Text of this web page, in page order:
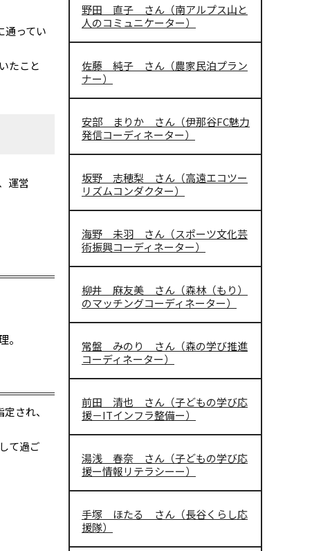
通ってい
たこと
運営
され、
て過ご
野田 直子 さん（南アルプス山と
人のコミュニケーター）
佐藤 純子 さん（農家民泊プラン
ナー）
安部 まりか さん（伊那谷FC魅力
発信コーディネーター）
坂野 志穂梨 さん（高遠エコツー
リズムコンダクター）
海野 未羽 さん（スポーツ文化芸
術振興コーディネーター）
柳井 麻友美 さん（森林（もり）
のマッチングコーディネーター）
常盤 みのり さん（森の学び推進
コーディネーター）
前田 清也 さん（子どもの学び応
援－ITインフラ整備ー）
湯浅 春奈 さん（子どもの学び応
援ー情報リテラシーー）
手塚 ほたる さん（長谷くらし応
援隊）